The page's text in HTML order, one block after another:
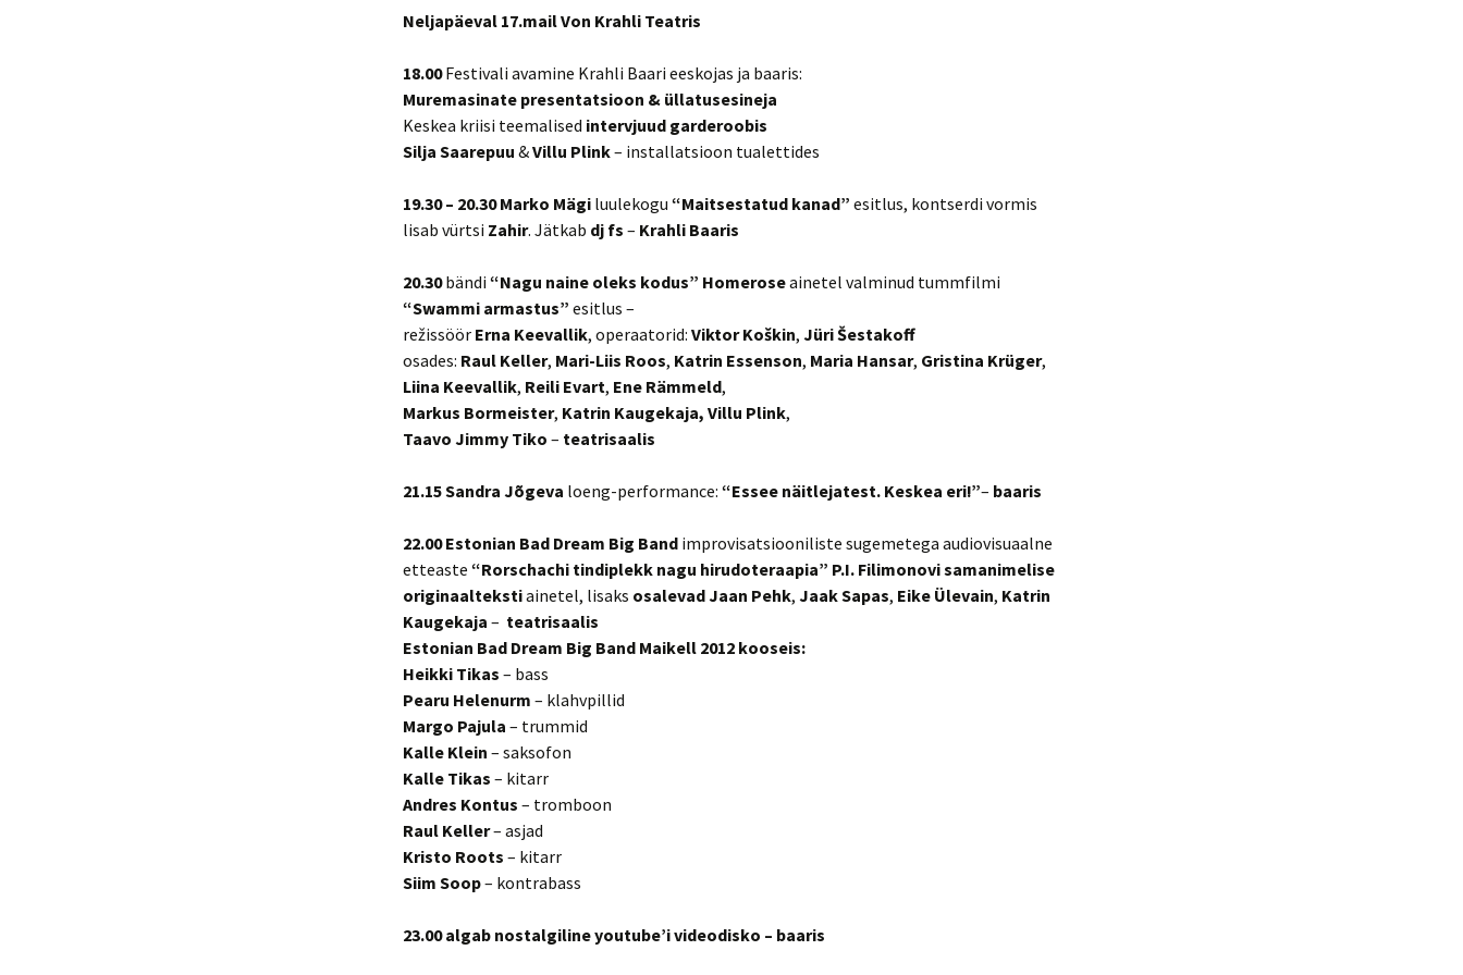
Maikellukese päevad 2013
Maikellukese päevad 2014 Kava Vol.1
Maikellukese päevad 2015 Kava Vol.2
Maikellukese päevad 2016
Reklaamklipp
Maikellukese päevad 2017 Kava
Neljapäeval 17.mail Von Krahli Teatris
18.00Festivali avamine Krahli Baari eeskojas ja baaris:
Muremasinate presentatsioon & üllatusesineja
Keskea kriisi teemalised intervjuud garderoobis
Silja Saarepuu &Villu Plink– installatsioon tualettides
19.30 – 20.30 Marko Mägi luulekogu “Maitsestatud kanad” esitlus, kontserdi vormis
lisab vürtsi Zahir. Jätkab dj fs – Krahli Baaris
20.30bändi “Nagu naine oleks kodus” Homeroseainetel valminud tummfilmi
“Swammi armastus” esitlus –
režissöör Erna Keevallik, operaatorid: Viktor Koškin, Jüri Šestakoff
osades: Raul Keller, Mari-Liis Roos, Katrin Essenson, Maria Hansar, Gristina Krüger,
Liina Keevallik, Reili Evart, Ene Rämmeld,
Markus Bormeister, Katrin Kaugekaja, Villu Plink,
Taavo Jimmy Tiko – teatrisaalis
21.15Sandra Jõgeva loeng-performance: “Essee näitlejatest. Keskea eri!”– baaris
22.00 Estonian Bad Dream Big Band improvisatsiooniliste sugemetega audiovisuaalne
etteaste “Rorschachi tindiplekk nagu hirudoteraapia” P.I. Filimonovi samanimelise
originaaltekstiainetel, lisaks osalevad Jaan Pehk, Jaak Sapas, Eike Ülevain, Katrin
Kaugekaja – teatrisaalis
Estonian Bad Dream Big Band Maikell 2012 kooseis:
Heikki Tikas – bass
Pearu Helenurm – klahvpillid
Margo Pajula – trummid
Kalle Klein – saksofon
Kalle Tikas – kitarr
Andres Kontus – tromboon
Raul Keller– asjad
Kristo Roots – kitarr
Siim Soop– kontrabass
23.00 algab nostalgiline youtube’i videodisko – baaris